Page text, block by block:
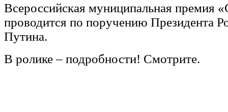
Всероссийская муниципальная премия
проводится по поручению Президента
Путина.
В ролике – подробности! Смотрите.